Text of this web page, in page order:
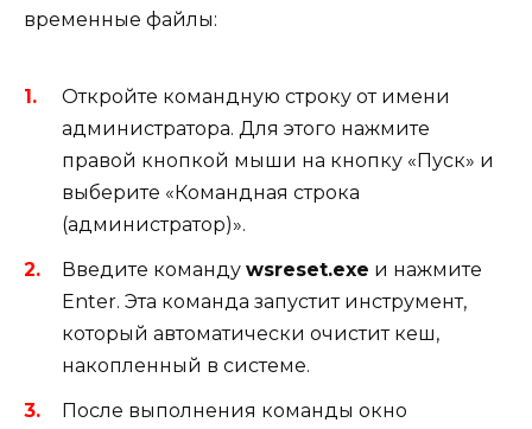
временные файлы:
Откройте командную строку от имени
администратора. Для этого нажмите
правой кнопкой мыши на кнопку «Пуск» и
выберите «Командная строка
(администратор)».
Введите команду wsreset.exe и нажмите
Enter. Эта команда запустит инструмент,
который автоматически очистит кеш,
накопленный в системе.
После выполнения команды окно